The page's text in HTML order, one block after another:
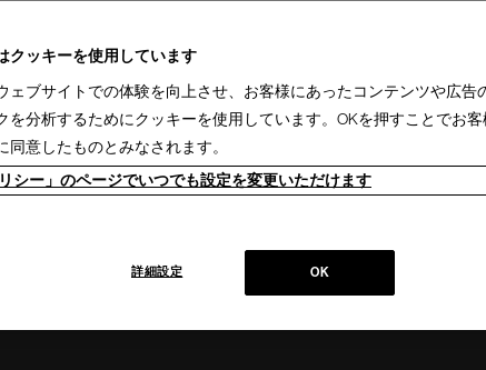
クッキーを使用しています
ェブサイトでの体験を向上させ、お客様にあったコンテンツや広告
を分析するためにクッキーを使用しています。OKを押すことでお
同意したものとみなされます。
シー」のページでいつでも設定を変更いただけます
OK
詳細設定